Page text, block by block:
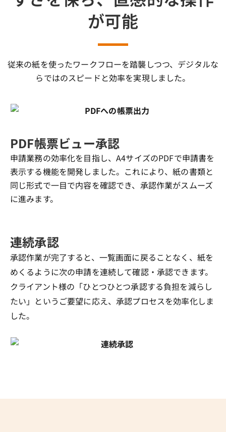
が可能
従来の紙を使ったワークフローを踏襲しつつ、デジタルな
らではのスピードと効率を実現しました。
PDF帳票ビュー承認
申請業務の効率化を目指し、A4サイズのPDFで申請書を
表示する機能を開発しました。これにより、紙の書類と
同じ形式で一目で内容を確認でき、承認作業がスムーズ
に進みます。
連続承認
承認作業が完了すると、一覧画面に戻ることなく、紙を
めくるように次の申請を連続して確認・承認できます。
クライアント様の「ひとつひとつ承認する負担を減らし
たい」というご要望に応え、承認プロセスを効率化しま
した。